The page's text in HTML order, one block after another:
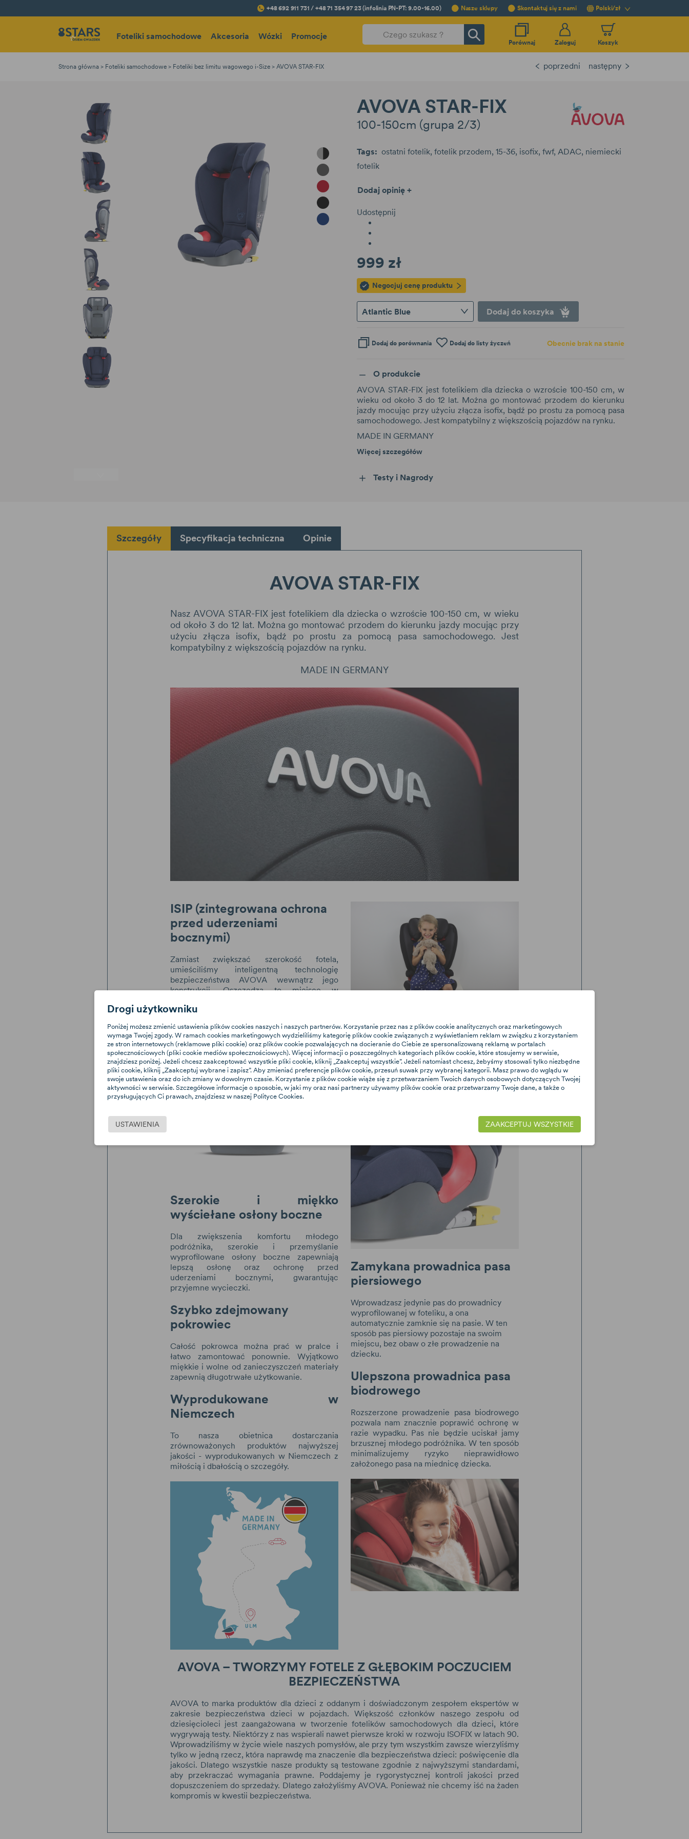
+48 692 911 731 / +48 71 354 97 23 (infolinia PN-PT: 9.00-16.00) Nasze sklepy Skontaktuj się z nami Polski/zł
Porównaj Zaloguj Koszyk
Foteliki samochodowe Akcesoria Wózki Promocje
Strona główna Foteliki samochodowe Foteliki bez limitu wagowego i-Size AVOVA STAR-FIX poprzedni następny
AVOVA STAR-FIX
100-150cm (grupa 2/3)
Grey Black
Koala Grey
Maple Red
Pearl Black
Atlantic Blue
Tags: ostatni fotelik fotelik przodem 15-36 isofix fwf ADAC niemiecki
fotelik
Dodaj opinię +
Udostępnij
999 zł
Negocjuj cenę produktu
Atlantic Blue Dodaj do koszyka
Dodaj do porównania Dodaj do listy życzeń Obecnie brak na stanie
O produkcie
AVOVA STAR-FIX jest fotelikiem dla dziecka o wzroście 100-150 cm, w
wieku od około 3 do 12 lat. Można go montować przodem do kierunku
jazdy mocując przy użyciu złącza isofix, bądź po prostu za pomocą pasa
samochodowego. Jest kompatybilny z większością pojazdów na rynku.
MADE IN GERMANY
Więcej szczegółów
Testy i Nagrody
Szczegóły Specyfikacja techniczna Opinie
AVOVA STAR-FIX
Nasz AVOVA STAR-FIX jest fotelikiem dla dziecka o wzroście 100-150 cm, w wieku
od około 3 do 12 lat. Można go montować przodem do kierunku jazdy mocując przy
użyciu złącza isofix, bądź po prostu za pomocą pasa samochodowego. Jest
kompatybilny z większością pojazdów na rynku.
MADE IN GERMANY
ISIP (zintegrowana ochrona
przed uderzeniami
bocznymi)
Zamiast zwiększać szerokość fotela,
umieściliśmy inteligentną technologię
bezpieczeństwa AVOVA wewnątrz jego
konstrukcji. Oszczędza to miejsce w
pasażerom w pojeździe. Niezmiennie,
bocznymi.
Szerokie i miękko
wyściełane osłony boczne
Dla zwiększenia komfortu młodego
podróżnika, szerokie i przemyślanie
wyprofilowane osłony boczne zapewniają
lepszą osłonę oraz ochronę przed
uderzeniami bocznymi, gwarantując
przyjemne wycieczki.
Szybko zdejmowany
pokrowiec
Całość pokrowca można prać w pralce i
łatwo zamontować ponownie. Wyjątkowo
miękkie i wolne od zanieczyszczeń materiały
zapewnią długotrwałe użytkowanie.
Wyprodukowane w
Niemczech
To nasza obietnica dostarczania
zrównoważonych produktów najwyższej
jakości - wyprodukowanych w Niemczech z
miłością i dbałością o szczegóły.
ŁATWO, ŁATWIEJ - ISOFIX
Wiemy, że chodzi o małe szczegóły, które
mają duże znaczenie w codziennej obsłudze.
Właśnie dlatego udoskonaliliśmy system
ISOFIX w naszych fotelikach, za pomocą
samorozkładających się, blokowanych
Zamykana prowadnica pasa
piersiowego
Wprowadzasz jedynie pas do prowadnicy
wyprofilowanej w foteliku, a ona
automatycznie zamknie się na pasie. W ten
sposób pas piersiowy pozostaje na swoim
miejscu, bez obaw o złe prowadzenie na
dziecku.
Ulepszona prowadnica pasa
biodrowego
Rozszerzone prowadzenie pasa biodrowego
pozwala nam znacznie poprawić ochronę w
razie wypadku. Pas nie będzie uciskał jamy
brzusznej młodego podróżnika. W ten sposób
minimalizujemy ryzyko nieprawidłowo
założonego pasa na miednicę dziecka.
AVOVA – TWORZYMY FOTELE Z GŁĘBOKIM POCZUCIEM
BEZPIECZEŃSTWA
AVOVA to marka produktów dla dzieci z oddanym i doświadczonym zespołem ekspertów w
zakresie bezpieczeństwa dzieci w pojazdach. Większość członków naszego zespołu od
dziesięcioleci jest zaangażowana w tworzenie fotelików samochodowych dla dzieci, które
wygrywają testy. Niektórzy z nas wspierali nawet pierwsze kroki w rozwoju ISOFIX w latach 90.
Wprowadziliśmy w życie wiele naszych pomysłów, ale przy tym wszystkim zawsze wierzyliśmy
tylko w jedną rzecz, która naprawdę ma znaczenie dla bezpieczeństwa dzieci: poświęcenie dla
jakości. Dlatego wszystkie nasze produkty są testowane zgodnie z najwyższymi standardami,
aby przekraczać wymagania prawne. Poddajemy je rygorystycznej kontroli jakości przed
dopuszczeniem do sprzedaży. Dlatego założyliśmy AVOVA. Ponieważ nie chcemy iść na żaden
kompromis w kwestii bezpieczeństwa.
Drogi użytkowniku
Poniżej możesz zmienić ustawienia plików cookies naszych i naszych partnerów. Korzystanie przez nas z plików cookie analitycznych oraz marketingowych
wymaga Twojej zgody. W ramach cookies marketingowych wydzieliliśmy kategorię plików cookie związanych z wyświetlaniem reklam w związku z korzystaniem
ze stron internetowych (reklamowe pliki cookie) oraz plików cookie pozwalających na docieranie do Ciebie ze spersonalizowaną reklamą w portalach
społecznościowych (pliki cookie mediów społecznościowych). Więcej informacji o poszczególnych kategoriach plików cookie, które stosujemy w serwisie,
znajdziesz poniżej. Jeżeli chcesz zaakceptować wszystkie pliki cookie, kliknij „Zaakceptuj wszystkie”. Jeżeli natomiast chcesz, żebyśmy stosowali tylko niezbędne
pliki cookie, kliknij „Zaakceptuj wybrane i zapisz”. Aby zmieniać preferencje plików cookie, przesuń suwak przy wybranej kategorii. Masz prawo do wglądu w
swoje ustawienia oraz do ich zmiany w dowolnym czasie. Korzystanie z plików cookie wiąże się z przetwarzaniem Twoich danych osobowych dotyczących Twojej
aktywności w serwisie. Szczegółowe informacje o sposobie, w jaki my oraz nasi partnerzy używamy plików cookie oraz przetwarzamy Twoje dane, a także o
przysługujących Ci prawach, znajdziesz w naszej Polityce Cookies.
USTAWIENIA ZAAKCEPTUJ WSZYSTKIE